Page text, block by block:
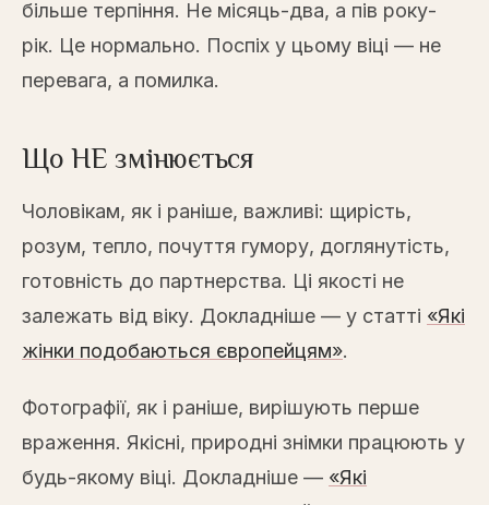
більше терпіння. Не місяць-два, а пів року-
рік. Це нормально. Поспіх у цьому віці — не
перевага, а помилка.
Що НЕ змінюється
Чоловікам, як і раніше, важливі: щирість,
розум, тепло, почуття гумору, доглянутість,
готовність до партнерства. Ці якості не
залежать від віку. Докладніше — у статті «Які
жінки подобаються європейцям».
Фотографії, як і раніше, вирішують перше
враження. Якісні, природні знімки працюють у
будь-якому віці. Докладніше — «Які